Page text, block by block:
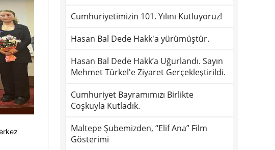
Cumhuriyetimizin 101. Yılını Kutluyoruz!
Hasan Bal Dede Hakk'a yürümüştür.
Hasan Bal Dede Hakk’a Uğurlandı. Sayın
Mehmet Türkel'e Ziyaret Gerçekleştirildi.
Cumhuriyet Bayramımızı Birlikte
Coşkuyla Kutladık.
Maltepe Şubemizden, “Elif Ana” Film
Gösterimi